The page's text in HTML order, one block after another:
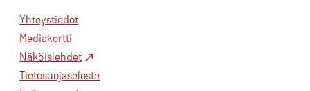
Yhteystiedot
Mediakortti
Näköislehdet
Tietosuojaseloste